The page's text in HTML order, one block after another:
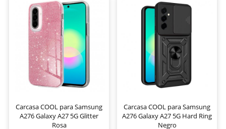
Carcasa COOL para Samsung
A276 Galaxy A27 5G Glitter
Rosa
Carcasa COOL para Samsung
A276 Galaxy A27 5G Hard Ring
Negro